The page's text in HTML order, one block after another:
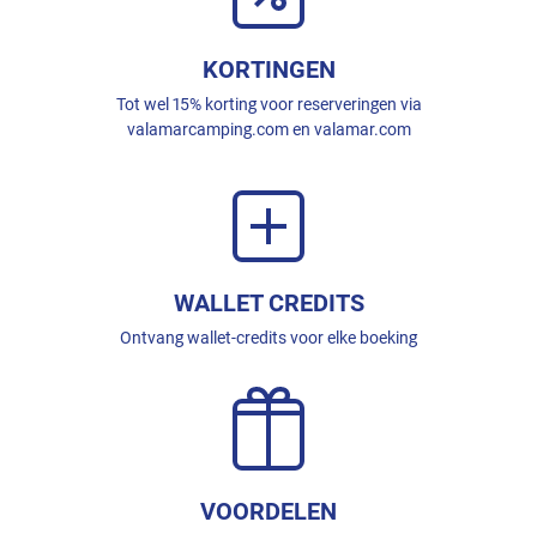
KORTINGEN
Tot wel 15% korting voor reserveringen via
valamarcamping.com en valamar.com
WALLET CREDITS
Ontvang wallet-credits voor elke boeking
VOORDELEN